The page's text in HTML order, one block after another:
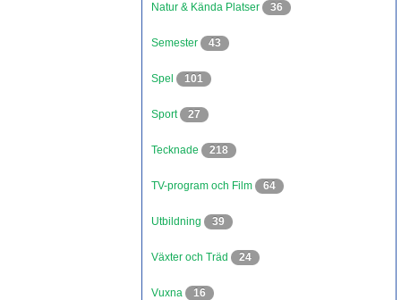
Natur & Kända Platser 36
Semester 43
Spel 101
Sport 27
Tecknade 218
TV-program och Film 64
Utbildning 39
Växter och Träd 24
Vuxna 16